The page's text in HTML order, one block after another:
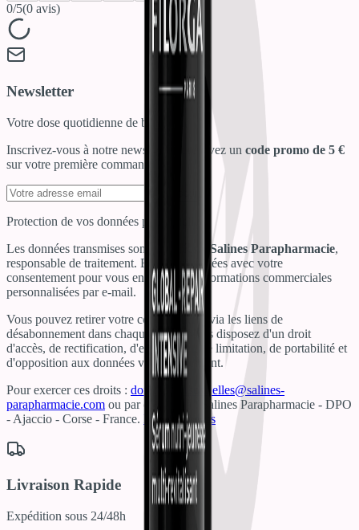
0/5(0 avis)
Newsletter
Votre dose quotidienne de bien-être !
Inscrivez-vous à notre newsletter et recevez un code promo de 5 €
sur votre première commande !
Protection de vos données personnelles
Les données transmises sont destinées à
Salines Parapharmacie,
responsable de traitement. Elles sont traitées avec votre
consentement pour vous envoyer des informations commerciales
personnalisées par e-mail.
Vous pouvez retirer votre consentement via les liens de
désabonnement dans chaque email. Vous disposez d'un droit
d'accès, de rectification, d'effacement, de limitation, de portabilité et
d'opposition aux données vous concernant.
Pour exercer ces droits : donneespersonnelles@salines-
parapharmacie.com ou par courrier à : Salines Parapharmacie - DPO
- Ajaccio - Corse - France. En savoir plus
Livraison Rapide
Expédition sous 24/48h